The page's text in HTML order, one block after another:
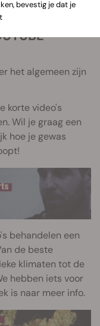
het algemeen zijn
korte video's
Wil je graag een
hoe je gewas
behandelen een
de beste
klimaten tot de
hebben iets voor
is naar meer info.
bevestig je dat je